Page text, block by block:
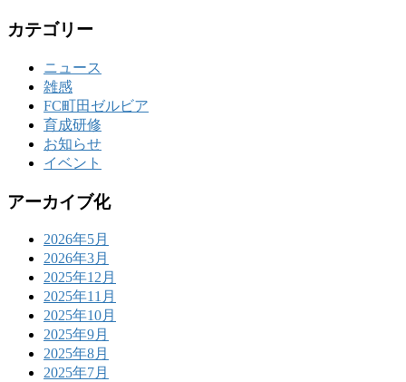
カテゴリー
ニュース
雑感
FC町田ゼルビア
育成研修
お知らせ
イベント
アーカイブ化
2026年5月
2026年3月
2025年12月
2025年11月
2025年10月
2025年9月
2025年8月
2025年7月